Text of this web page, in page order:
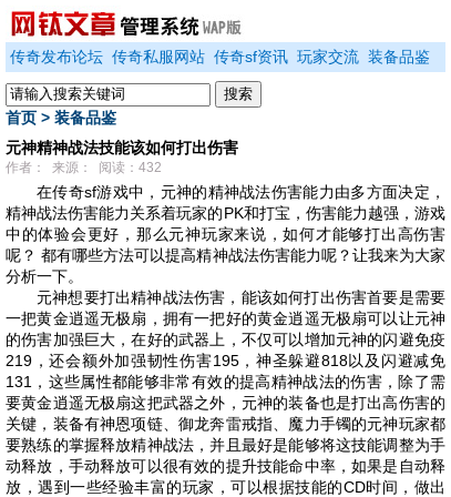
传奇发布论坛 传奇私服网站 传奇sf资讯 玩家交流 装备品鉴
首页 > 装备品鉴
元神精神战法技能该如何打出伤害
作者： 来源： 阅读：432
在传奇sf游戏中，元神的精神战法伤害能力由多方面决定，
精神战法伤害能力关系着玩家的PK和打宝，伤害能力越强，游戏
中的体验会更好，那么元神玩家来说，如何才能够打出高伤害
呢？ 都有哪些方法可以提高精神战法伤害能力呢？让我来为大家
分析一下。
元神想要打出精神战法伤害，能该如何打出伤害首要是需要
一把黄金逍遥无极扇，拥有一把好的黄金逍遥无极扇可以让元神
的伤害加强巨大，在好的武器上，不仅可以增加元神的闪避免疫
219，还会额外加强韧性伤害195，神圣躲避818以及闪避减免
131，这些属性都能够非常有效的提高精神战法的伤害，除了需
要黄金逍遥无极扇这把武器之外，元神的装备也是打出高伤害的
关键，装备有神恩项链、御龙奔雷戒指、魔力手镯的元神玩家都
要熟练的掌握释放精神战法，并且最好是能够将这技能调整为手
动释放，手动释放可以很有效的提升技能命中率，如果是自动释
放，遇到一些经验丰富的玩家，可以根据技能的CD时间，做出